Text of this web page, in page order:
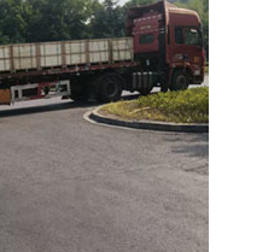
在线礼佛
在线许愿